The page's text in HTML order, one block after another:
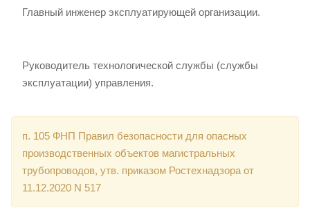
Главный инженер эксплуатирующей организации.
Руководитель технологической службы (службы
эксплуатации) управления.
п. 105 ФНП Правил безопасности для опасных
производственных объектов магистральных
трубопроводов, утв. приказом Ростехнадзора от
11.12.2020 N 517